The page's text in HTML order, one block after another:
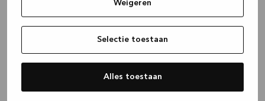
Weigeren
Selectie toestaan
Alles toestaan
information).